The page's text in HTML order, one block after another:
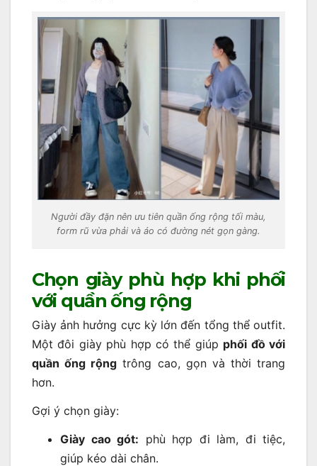
Người đầy đặn nên ưu tiên quần ống rộng tối màu,
form rũ vừa phải và áo có đường nét gọn gàng.
Chọn giày phù hợp khi phối
với quần ống rộng
Giày ảnh hưởng cực kỳ lớn đến tổng thể outfit.
Một đôi giày phù hợp có thể giúp phối đồ với
quần ống rộng trông cao, gọn và thời trang
hơn.
Gợi ý chọn giày:
Giày cao gót: phù hợp đi làm, đi tiệc,
giúp kéo dài chân.